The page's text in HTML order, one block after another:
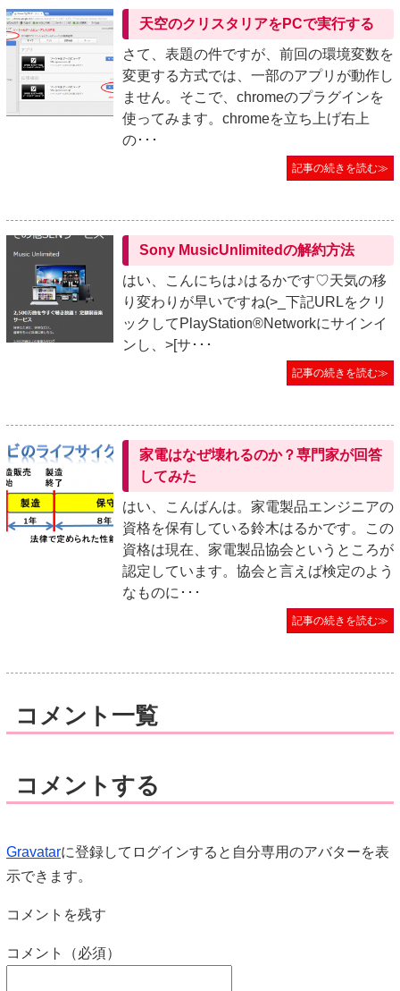
天空のクリスタリアをPCで実行する
さて、表題の件ですが、前回の環境変数を
変更する方式では、一部のアプリが動作し
ません。そこで、chromeのプラグインを
使ってみます。chromeを立ち上げ右上
の･･･
記事の続きを読む≫
Sony MusicUnlimitedの解約方法
はい、こんにちは♪はるかです♡天気の移
り変わりが早いですね(>_下記URLをクリ
ックしてPlayStation®Networkにサインイ
ンし、>[サ･･･
記事の続きを読む≫
家電はなぜ壊れるのか？専門家が回答
してみた
はい、こんばんは。家電製品エンジニアの
資格を保有している鈴木はるかです。この
資格は現在、家電製品協会というところが
認定しています。協会と言えば検定のよう
なものに･･･
記事の続きを読む≫
コメント一覧
コメントする
Gravatarに登録してログインすると自分専用のアバターを表
示できます。
コメントを残す
コメント（必須）